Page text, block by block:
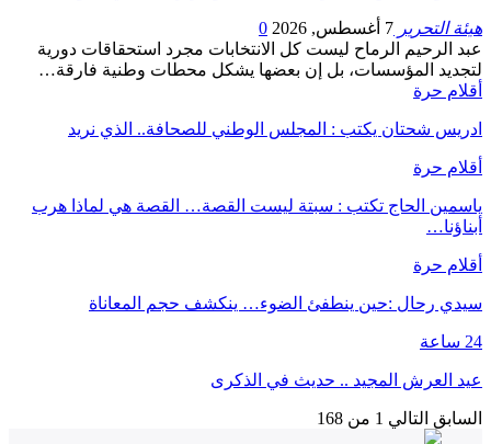
هيئة التحرير 7 أغسطس, 2026
0
عبد الرحيم الرماح ليست كل الانتخابات مجرد استحقاقات دورية
لتجديد المؤسسات، بل إن بعضها يشكل محطات وطنية فارقة…
أقلام حرة
ادريس شحتان يكتب : المجلس الوطني للصحافة.. الذي نريد
أقلام حرة
ياسمين الحاج تكتب : سبتة ليست القصة… القصة هي لماذا هرب
أبناؤنا…
أقلام حرة
سيدي رحال :حين ينطفئ الضوء… ينكشف حجم المعاناة
24 ساعة
عيد العرش المجيد .. حديث في الذكرى
السابق التالي 1 من 168